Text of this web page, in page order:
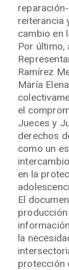
reiterancia
cambio en
Por último,
Ramírez
María
el
Jueces y
derechos
como un
en la
El
la
protección